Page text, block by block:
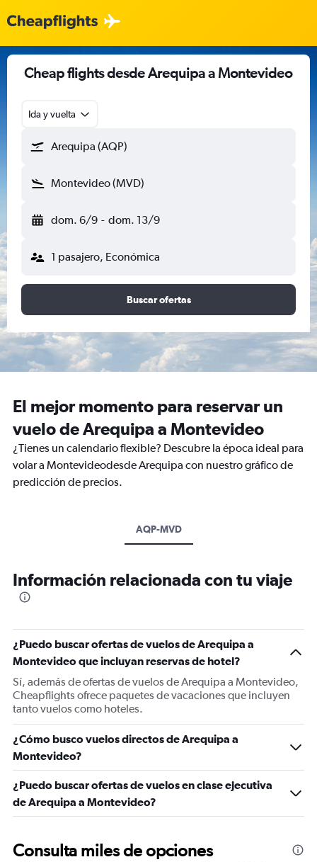
Cheap flights desde Arequipa a Montevideo
Ida y vuelta
Arequipa (AQP)
Montevideo (MVD)
dom. 6/9 - dom. 13/9
1 pasajero, Económica
Buscar ofertas
El mejor momento para reservar un
vuelo de Arequipa a Montevideo
¿Tienes un calendario flexible? Descubre la época ideal para
volar a Montevideodesde Arequipa con nuestro gráfico de
predicción de precios.
AQP-MVD
Información relacionada con tu viaje
¿Puedo buscar ofertas de vuelos de Arequipa a
Montevideo que incluyan reservas de hotel?
Sí, además de ofertas de vuelos de Arequipa a Montevideo,
Cheapflights ofrece paquetes de vacaciones que incluyen
tanto vuelos como hoteles.
¿Cómo busco vuelos directos de Arequipa a
Montevideo?
¿Puedo buscar ofertas de vuelos en clase ejecutiva
de Arequipa a Montevideo?
Consulta miles de opciones